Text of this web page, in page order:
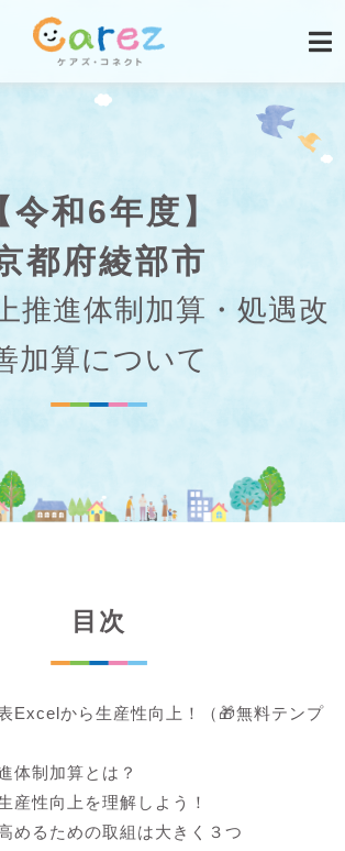
令和6年度】
都府綾部市
推進体制加算・処遇改
加算について
目次
Excelから生産性向上！（🎁無料テンプ
体制加算とは？
産性向上を理解しよう！
めるための取組は大きく３つ